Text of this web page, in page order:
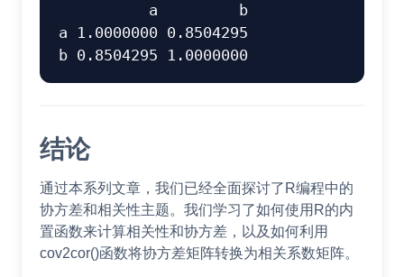
a 1.0000000 0.8504295
结论
通过本系列文章，我们已经全面探讨了R编程中的
协方差和相关性主题。我们学习了如何使用R的内
置函数来计算相关性和协方差，以及如何利用
cov2cor()函数将协方差矩阵转换为相关系数矩阵。